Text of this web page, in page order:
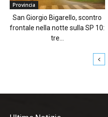
Provincia
San Giorgio Bigarello, scontro
frontale nella notte sulla SP 10:
tre...